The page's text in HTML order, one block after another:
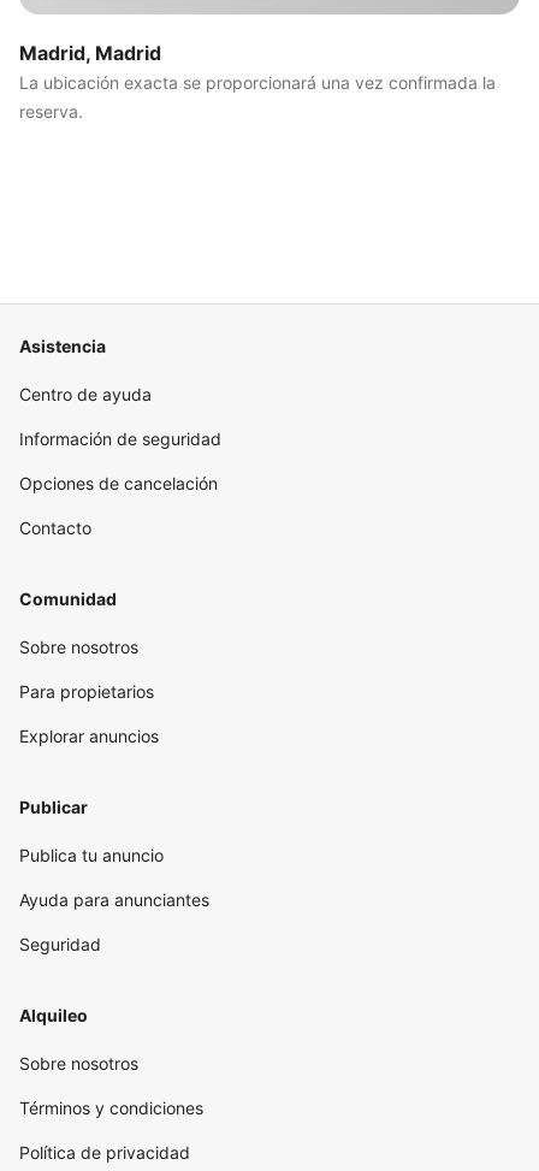
Madrid, Madrid
La ubicación exacta se proporcionará una vez confirmada la
reserva.
Asistencia
Centro de ayuda
Información de seguridad
Opciones de cancelación
Contacto
Comunidad
Sobre nosotros
Para propietarios
Explorar anuncios
Publicar
Publica tu anuncio
Ayuda para anunciantes
Seguridad
Alquileo
Sobre nosotros
Términos y condiciones
Política de privacidad